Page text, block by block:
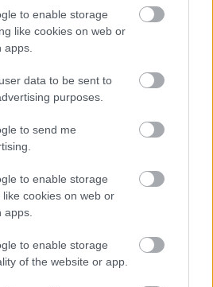
to enable storage
like cookies on web or
data to be sent to
purposes.
to send me
to enable storage
cookies on web or
to enable storage
of the website or app.
laget
kunngjort hvem som skal
norske statskanalen. Det
på over 10 år at vinter-OL
I 2023 skaffet NRK seg
tidligere har jobbet som
i langrenn på NRK, venter
i 2026.